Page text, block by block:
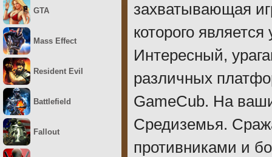
захватывающая
которого
Интересный,
различных
GameCub. На
Средиземья.
противниками и
GTA
Mass Effect
Resident Evil
Battlefield
Fallout